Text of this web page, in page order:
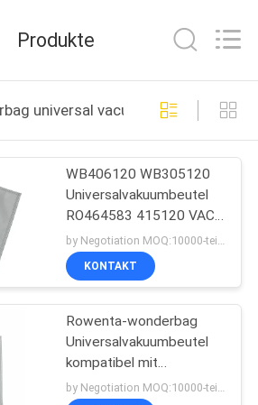
Produkte
universal vacuum bag online
WB406120 WB305120
Universalvakuumbeutel
RO464583 415120 VAC-
Filtertüten Wonderbag
by Negotiation MOQ:10000-teilig/Stücke
KONTAKT
Rowenta-wonderbag
Universalvakuumbeutel
kompatibel mit
WB406120 WB305120